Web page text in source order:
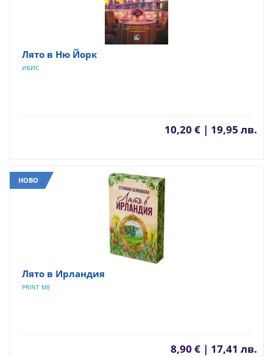
Лято в Ню Йорк
ИБИС
10,20 € | 19,95 лв.
НОВО
Лято в Ирландия
PRINT ME
8,90 € | 17,41 лв.